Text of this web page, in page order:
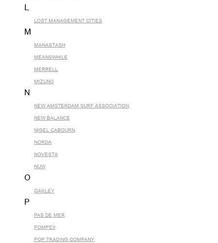
L
LOST MANAGEMENT CITIES
M
MANASTASH
MEANSWHILE
MERRELL
MIZUNO
N
NEW AMSTERDAM SURF ASSOCIATION
NEW BALANCE
NIGEL CABOURN
NORDA
NOVESTA
NUW
O
OAKLEY
P
PAS DE MER
POMPEII
POP TRADING COMPANY